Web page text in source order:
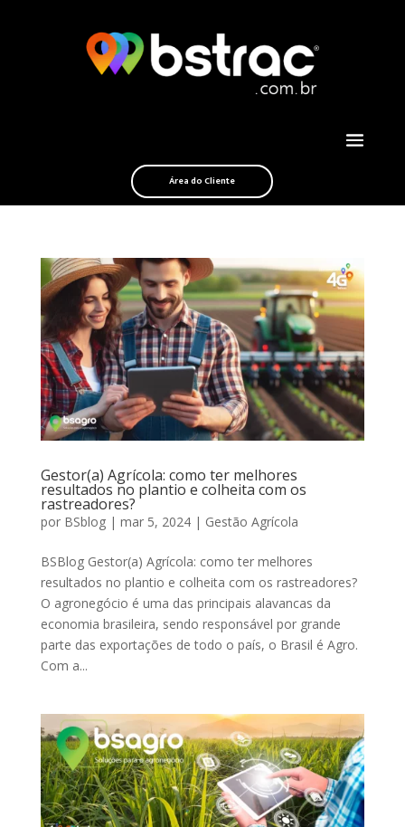
Área do Cliente
Gestor(a) Agrícola: como ter melhores
resultados no plantio e colheita com os
rastreadores?
por BSblog| mar 5, 2024| Gestão Agrícola
BSBlog Gestor(a) Agrícola: como ter melhores
resultados no plantio e colheita com os rastreadores?
O agronegócio é uma das principais alavancas da
economia brasileira, sendo responsável por grande
parte das exportações de todo o país, o Brasil é Agro.
Com a...